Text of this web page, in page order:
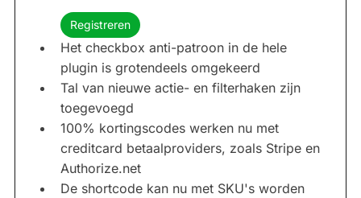
Het checkbox anti-patroon in de hele
plugin is grotendeels omgekeerd
Tal van nieuwe actie- en filterhaken zijn
toegevoegd
100% kortingscodes werken nu met
creditcard betaalproviders, zoals Stripe en
Authorize.net
De shortcode kan nu met SKU's worden